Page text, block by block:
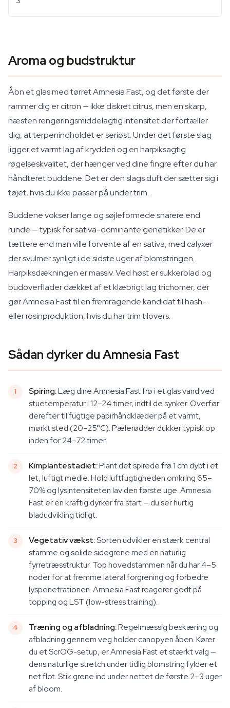
Aroma og budstruktur
Åbn et glas med tørret Amnesia Fast, og det første der
rammer dig er citron — ikke diskret citrus, men en skarp,
næsten rengøringsmiddelagtig intensitet der fortæller
dig, at terpenindholdet er seriøst. Under det første slag
ligger et varmt lag af krydderi og en harpiksagtig
røgelseskvalitet, der hænger ved dine fingre efter du har
håndteret buddene. Det er den slags duft der sætter sig i
tøjet, hvis du ikke passer på under trim.
Buddene vokser lange og søjleformede snarere end
runde — typisk for sativa-dominante genetikker. De er
tættere end man ville forvente af en sativa, med calyxer
der svulmer synligt i de sidste uger af blomstringen.
Harpiksdækningen er massiv. Ved høst er sukkerblad og
budoverflader dækket af et klæbrigt lag trichomer, der
gør Amnesia Fast til en fremragende kandidat til hash-
eller rosinproduktion, hvis du har trim tilovers.
Sådan dyrker du Amnesia Fast
Spiring:Læg dine Amnesia Fast frø i et glas vand ved
stuetemperatur i 12–24 timer, indtil de synker. Overfør
derefter til fugtige papirhåndklæder på et varmt,
mørkt sted (20–25°C). Pælerødder dukker typisk op
inden for 24–72 timer.
Kimplantestadiet:Plant det spirede frø 1 cm dybt i et
let, luftigt medie. Hold luftfugtigheden omkring 65–
70% og lysintensiteten lav den første uge. Amnesia
Fast er en kraftig dyrker fra start — du ser hurtig
bladudvikling tidligt.
Vegetativ vækst:Sorten udvikler en stærk central
stamme og solide sidegrene med en naturlig
fyrretræsstruktur. Top hovedstammen når du har 4–5
noder for at fremme lateral forgrening og forbedre
lyspenetrationen. Amnesia Fast reagerer godt på
topping og LST (low-stress training).
Træning og afbladning:Regelmæssig beskæring og
afbladning gennem veg holder canopyen åben. Kører
du et ScrOG-setup, er Amnesia Fast et stærkt valg —
dens naturlige stretch under tidlig blomstring fylder et
net flot. Stik grene ind under nettet de første 2–3 uger
af bloom.